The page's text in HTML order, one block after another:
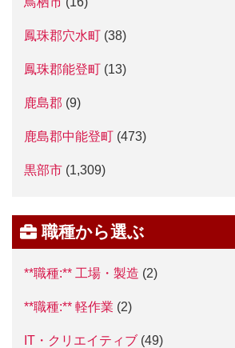
鳳珠郡穴水町 (38)
鳳珠郡能登町 (13)
鹿島郡 (9)
鹿島郡中能登町 (473)
黒部市 (1,309)
職種から選ぶ
**職種:** 工場・製造 (2)
**職種:** 軽作業 (2)
IT・クリエイティブ (49)